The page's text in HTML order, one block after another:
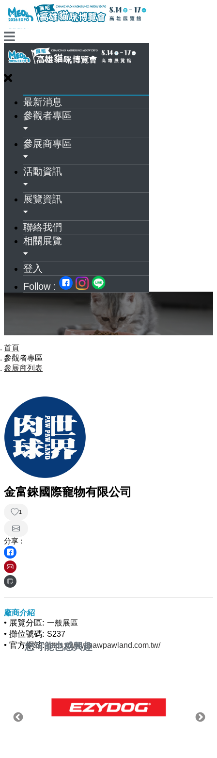
最新消息
參觀者專區
參展商專區
活動資訊
展覽資訊
聯絡我們
相關展覽
登入
Follow :
首頁
參觀者專區
參展商列表
金富錸國際寵物有限公司
1
分享 :
廠商介紹
• 展覽分區: 一般展區
• 攤位號碼: S237
• 官方網站:https://www.pawpawland.com.tw/
您可能也感興趣